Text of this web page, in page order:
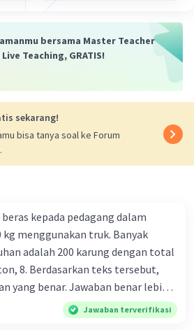
bersama Master Teacher
Teaching, GRATIS!
sekarang!
bisa tanya soal ke Forum
kepada pedagang dalam
kg menggunakan truk. Banyak
adalah 200 karung dengan total
8. Berdasarkan teks tersebut,
yang benar. Jawaban benar lebih
beras kemasan 25 kg adalah 50
kemasan 50 kg adalah 150
Jawaban terverifikasi